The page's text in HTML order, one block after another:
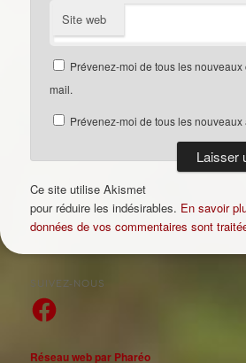
Site web
Prévenez-moi de tous les
mail.
Prévenez-moi de tous les
Ce site utilise Akismet
pour réduire les indésirables. En savoir
données de vos commentaires sont
SUIVEZ-NOUS
Facebook
Réseau web par Pharéo